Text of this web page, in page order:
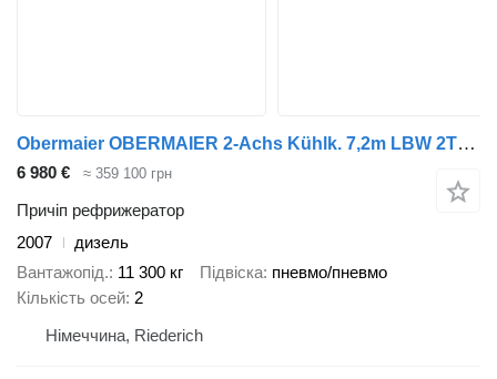
Obermaier OBERMAIER 2-Achs Kühlk. 7,2m LBW 2TO.*THERMOKING
6 980 € ≈ 359 100 грн
Причіп рефрижератор
2007
дизель
Вантажопід. 11 300 кг Підвіска пневмо/пневмо
Кількість осей 2
Німеччина, Riederich